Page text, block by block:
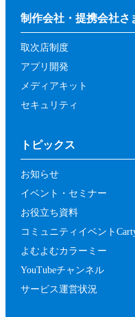
制作会社・提携会社さ
取次店制度
アプリ開発
メディアキット
セキュリティ
トピックス
お知らせ
イベント・セミナー
お役立ち資料
コミュニティイベント
よむよむカラーミー
YouTubeチャンネル
サービス運営状況